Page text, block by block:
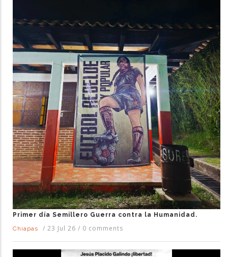
Primer día Semillero Guerra contra la Humanidad.
Chiapas
/ 23 Jul 26 / 0 comments